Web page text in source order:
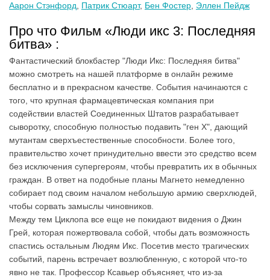
Аарон Стэнфорд
Патрик Стюарт, Бен Фостер Эллен Пейдж
Про что Фильм «Люди икс 3: Последняя
битва» :
Фантастический блокбастер "Люди Икс: Последняя битва"
можно смотреть на нашей платформе в онлайн режиме
бесплатно и в прекрасном качестве. События начинаются с
того, что крупная фармацевтическая компания при
содействии властей Соединенных Штатов разрабатывает
сыворотку, способную полностью подавить "ген Х", дающий
мутантам сверхъестественные способности. Более того,
правительство хочет принудительно ввести это средство всем
без исключения супергероям, чтобы превратить их в обычных
граждан. В ответ на подобные планы Магнето немедленно
собирает под своим началом небольшую армию сверхлюдей,
чтобы сорвать замыслы чиновников.
Между тем Циклопа все еще не покидают видения о Джин
Грей, которая пожертвовала собой, чтобы дать возможность
спастись остальным Людям Икс. Посетив место трагических
событий, парень встречает возлюбленную, с которой что-то
явно не так. Профессор Ксавьер объясняет, что из-за